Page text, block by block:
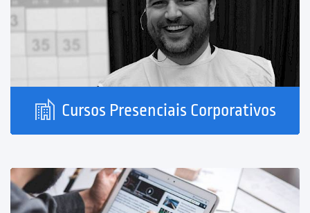
Cursos Presenciais Corporativos